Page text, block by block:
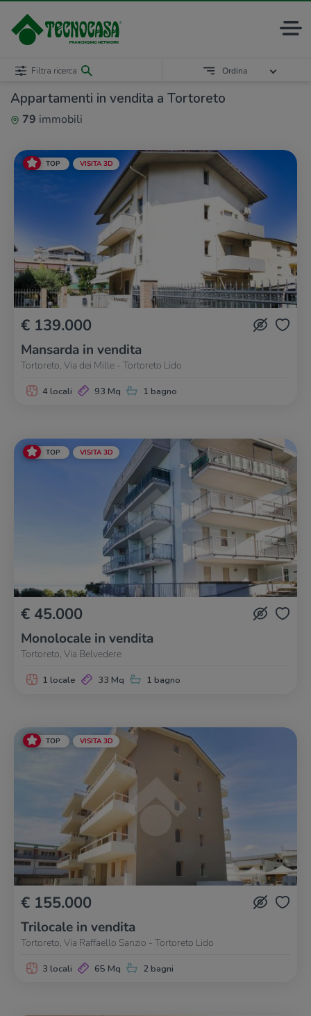
Appartamenti in vendita a Tortoreto
79 immobili
Filtra ricerca Ordina
TOP VISITA 3D
€ 139.000
Mansarda in vendita
Tortoreto, Via dei Mille - Tortoreto Lido
4 locali 93 Mq 1 bagno
TOP VISITA 3D
€ 45.000
Monolocale in vendita
Tortoreto, Via Belvedere
1 locale 33 Mq 1 bagno
TOP VISITA 3D
€ 155.000
Trilocale in vendita
Tortoreto, Via Raffaello Sanzio - Tortoreto Lido
3 locali 65 Mq 2 bagni